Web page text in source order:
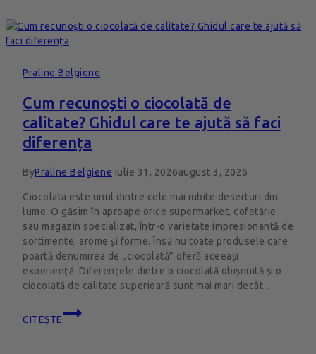
Praline Belgiene
Cum recunoști o ciocolată de
calitate? Ghidul care te ajută să faci
diferența
ByPraline Belgiene iulie 31, 2026august 3, 2026
Ciocolata este unul dintre cele mai iubite deserturi din
lume. O găsim în aproape orice supermarket, cofetărie
sau magazin specializat, într-o varietate impresionantă de
sortimente, arome și forme. Însă nu toate produsele care
poartă denumirea de „ciocolată” oferă aceeași
experiență. Diferențele dintre o ciocolată obișnuită și o
ciocolată de calitate superioară sunt mai mari decât…
CITEȘTE